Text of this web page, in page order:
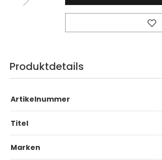
Produktdetails
Artikelnummer
Titel
Marken